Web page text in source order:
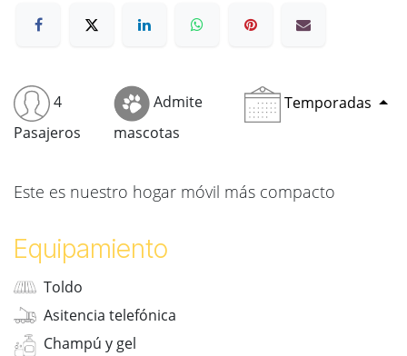
4
Pasajeros
Admite
mascotas
Temporadas
Este es nuestro hogar móvil más compacto
Equipamiento
Toldo
Asitencia telefónica
Champú y gel